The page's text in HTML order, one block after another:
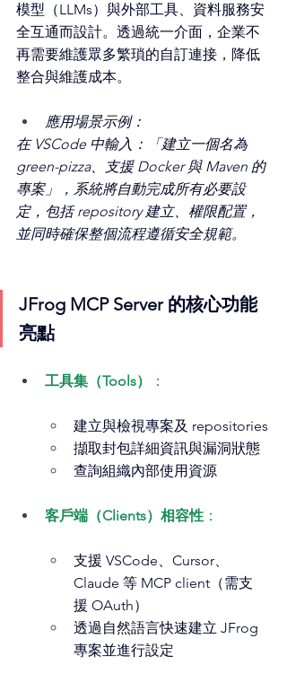
模型（LLMs）與外部工具、資料服務安
全互通而設計。透過統一介面，企業不
再需要維護眾多繁瑣的自訂連接，降低
整合與維護成本。
應用場景示例：
在 VSCode 中輸入：「建立一個名為
green-pizza、支援 Docker 與 Maven 的
專案」，系統將自動完成所有必要設
定，包括 repository 建立、權限配置，
並同時確保整個流程遵循安全規範。
JFrog MCP Server 的核心功能
亮點
工具集（Tools） ：
建立與檢視專案及 repositories
擷取封包詳細資訊與漏洞狀態
查詢組織內部使用資源
客戶端（Clients）相容性 ：
支援 VSCode、Cursor、
Claude 等 MCP client（需支
援 OAuth）
透過自然語言快速建立 JFrog
專案並進行設定